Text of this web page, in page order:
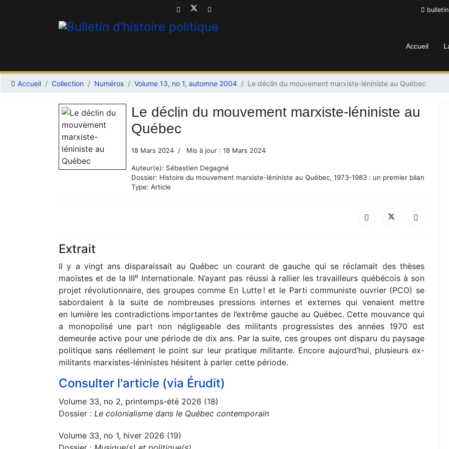
Accueil
Accueil Collection Numéros Volume 13, no 1, automne 2004 Le déclin du mouvement marxiste-léniniste au Québec
Le déclin du mouvement marxiste-léniniste au
Québec
18 Mars 2024 Mis à jour : 18 Mars 2024
Auteur(e): Sébastien Degagné
Dossier: Histoire du mouvement marxiste-léniniste au Québec, 1973-1983 : un premier bilan
Type: Article
Extrait
Il y a vingt ans disparaissait au Québec un courant de gauche qui se réclamait des thèses
maoïstes et de la IIIeInternationale. N’ayant pas réussi à rallier les travailleurs québécois à son
projet révolutionnaire, des groupes comme En Lutte ! et le Parti communiste ouvrier (PCO) se
sabordaient à la suite de nombreuses pressions internes et externes qui venaient mettre
en lumière les contradictions importantes de l’extrême gauche au Québec. Cette mouvance qui
a monopolisé une part non négligeable des militants progressistes des années 1970 est
demeurée active pour une période de dix ans. Par la suite, ces groupes ont disparu du paysage
politique sans réellement le point sur leur pratique militante. Encore aujourd’hui, plusieurs ex-
militants marxistes-léninistes hésitent à parler cette période.
Consulter l'article (via Érudit)
Volume 33, no 2, printemps-été 2026 (18)
Dossier : Le colonialisme dans le Québec contemporain
Volume 33, no 1, hiver 2026 (19)